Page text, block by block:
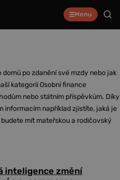
Menu
po zdanění své mzdy nebo jak
kategorii Osobní finance
nebo státním příspěvkům. Díky
informacím například zjistíte, jaká je
mít mateřskou a rodičovský
inteligence změní